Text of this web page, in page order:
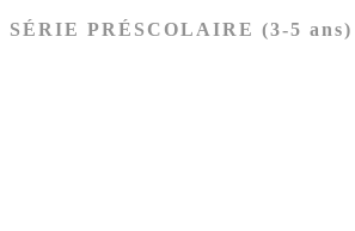
SÉRIE PRÉSCOLAIRE (3-5 ans)